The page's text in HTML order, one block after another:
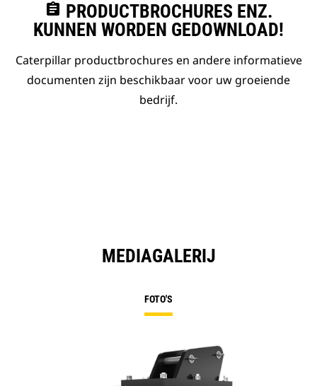
assignment PRODUCTBROCHURES ENZ.
KUNNEN WORDEN GEDOWNLOAD!
Caterpillar productbrochures en andere informatieve
documenten zijn beschikbaar voor uw groeiende
bedrijf.
MEDIAGALERIJ
FOTO'S